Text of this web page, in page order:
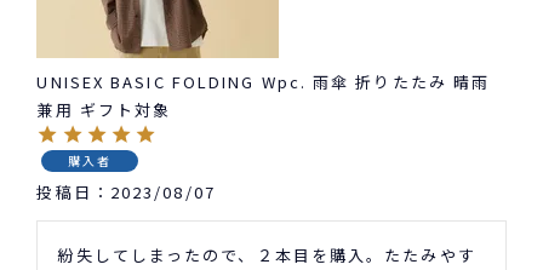
UNISEX BASIC FOLDING Wpc. 雨傘 折りたたみ 晴雨
兼用 ギフト対象
購入者
投稿日 2023/08/07
紛失してしまったので、２本目を購入。たたみやす